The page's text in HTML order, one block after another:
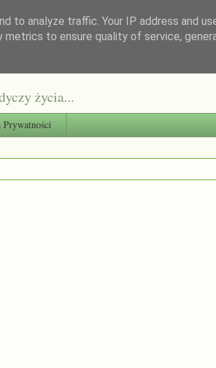
życia...
to analyze traffic. Your IP address and
to ensure quality of service,